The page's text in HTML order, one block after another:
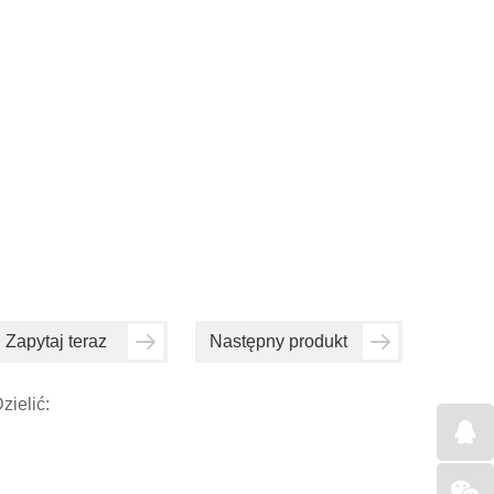
Zapytaj teraz Następny produkt